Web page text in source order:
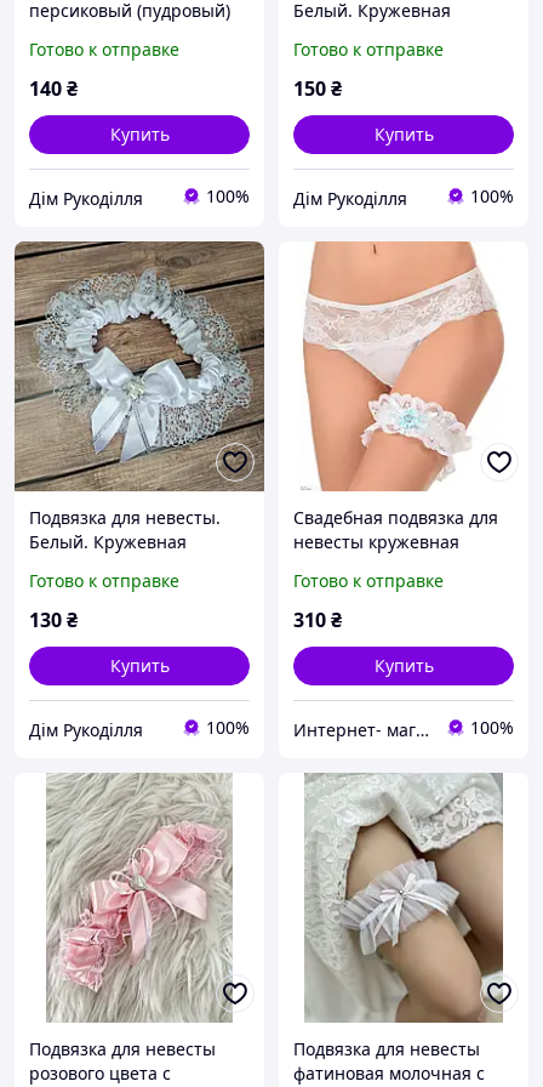
персиковый (пудровый)
подвязка на ножку
подвязки невесты Пудра
Готово к отправке
140₴
Купить
Дім Рукоділля 100%
Белый. Кружевная
Весельная подвязка
белого цвета
Готово к отправке
150₴
Купить
Дім Рукоділля 100%
Подвязка для невесты.
Белый. Кружевная
Весельная подвязка
белого цвета
Готово к отправке
130₴
Купить
Дім Рукоділля 100%
Свадебная подвязка для
невесты кружевная
Готово к отправке
310₴
Купить
Интернет- магазин "О-ля-ля" 100%
Подвязка для невесты
розового цвета с
Подвязка для невесты
фатиновая молочная с